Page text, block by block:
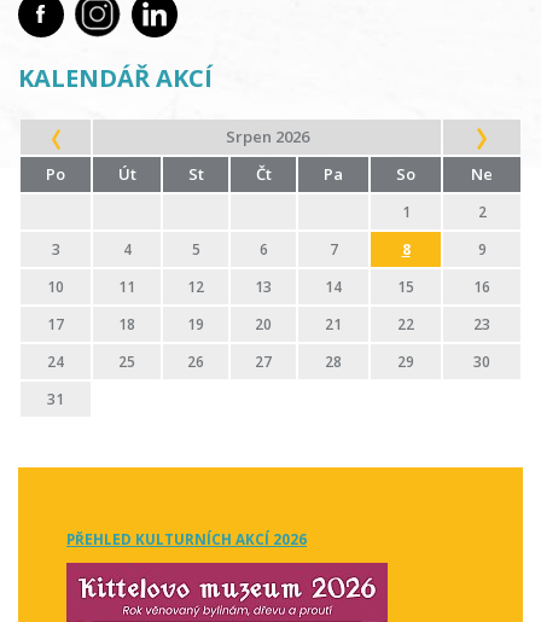
KALENDÁŘ AKCÍ
Srpen 2026
Po
Út St Čt Pa So Ne
1
2
3
4 5 6 7 8
9
10
11 12 13 14 15
16
17
18 19 20 21 22
23
24
25 26 27 28 29
30
31
PŘEHLED KULTURNÍCH AKCÍ 2026